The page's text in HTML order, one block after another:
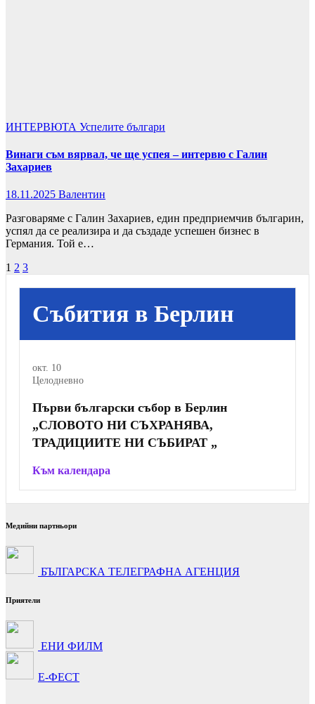
ИНТЕРВЮТА Успелите българи
Винаги съм вярвал, че ще успея – интервю с Галин
Захариев
18.11.2025 Валентин
Разговаряме с Галин Захариев, един предприемчив българин,
успял да се реализира и да създаде успешен бизнес в
Германия. Той е…
Разделяне
на
публикациите
страници
1 2 3
Събития в Берлин
окт. 10
Целодневно
Първи български събор в Берлин
„СЛОВОТО НИ СЪХРАНЯВА,
ТРАДИЦИИТЕ НИ СЪБИРАТ „
Към календара
Медийни партньори
БЪЛГАРСКА ТЕЛЕГРАФНА АГЕНЦИЯ
Приятели
ЕНИ ФИЛМ
Е-ФЕСТ